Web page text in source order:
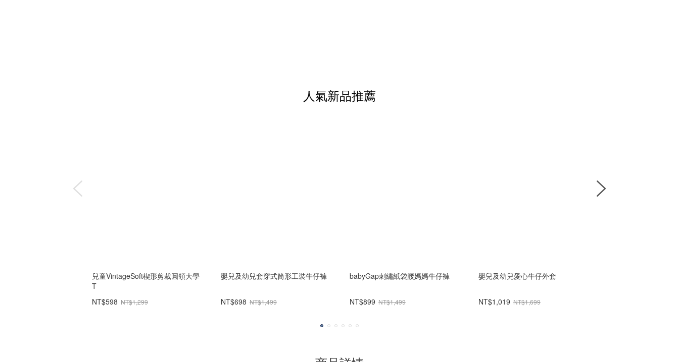
人氣新品推薦
兒童VintageSoft楔形剪裁圓領大學
T
NT$598 NT$1,299
嬰兒及幼兒套穿式筒形工裝牛仔褲
NT$698 NT$1,499
babyGap刺繡紙袋腰媽媽牛仔褲
NT$899 NT$1,499
嬰兒及幼兒愛心牛仔外套
NT$1,019 NT$1,699